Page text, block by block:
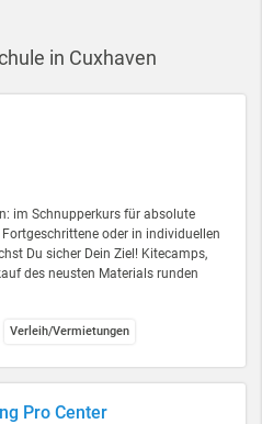
in Cuxhaven
im Schnupperkurs für absolute
oder in individuellen
Du sicher Dein Ziel! Kitecamps,
des neusten Materials runden
Verleih/Vermietungen
Pro Center